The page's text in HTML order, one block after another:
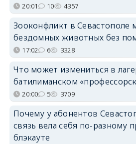
20:01 10 4357
Зооконфликт в Севастополе
бездомных животных без
17:02 6 3328
Что может измениться в
батилиманском
20:00 5 3709
Почему у абонентов
связь вела себя по-разному
блэкауте